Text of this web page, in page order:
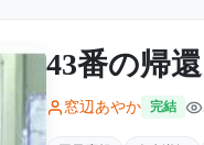
43番の帰還
窓辺あやか 完結